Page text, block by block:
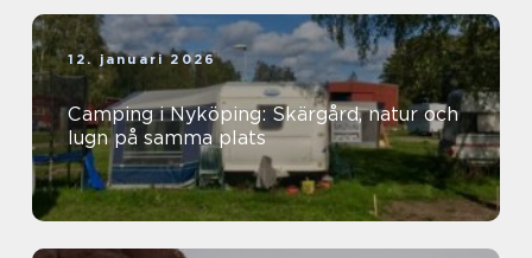
12. januari 2026
Camping i Nyköping: Skärgård, natur och
lugn på samma plats